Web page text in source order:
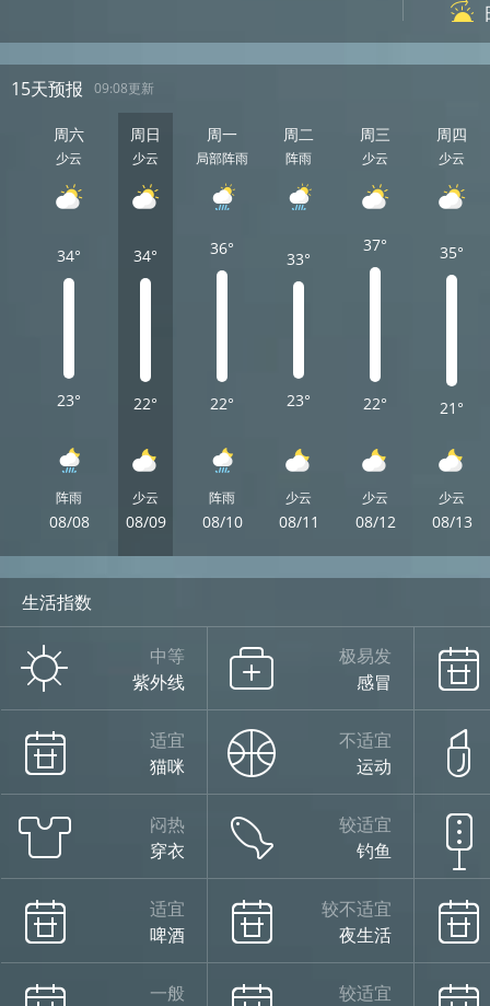
15天预报 09:08更新
周六
少云
34°
23°
阵雨
08/08
周日
少云
34°
22°
少云
08/09
周一
局部阵雨
36°
22°
阵雨
08/10
周二
阵雨
33°
23°
少云
08/11
周三
少云
37°
22°
少云
08/12
周四
少云
35°
21°
少云
08/13
生活指数
中等
紫外线
极易发
感冒
适宜
猫咪
不适宜
运动
闷热
穿衣
较适宜
钓鱼
适宜
啤酒
较不适宜
夜生活
一般
较适宜